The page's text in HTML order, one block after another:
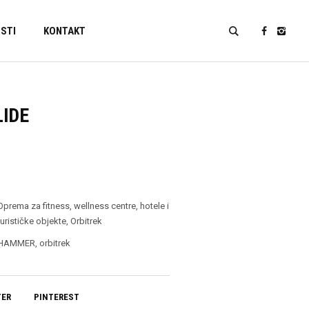
KONTAKT
za fitness, wellness centre, hotele i
objekte,Orbitrek
,orbitrek
PINTEREST